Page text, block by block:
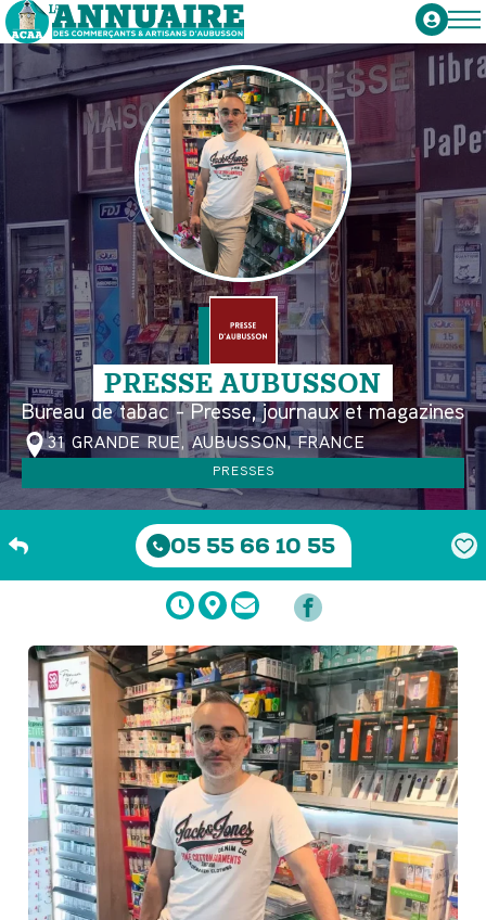
PRESSE AUBUSSON
Bureau de tabac - Presse, journaux et magazines
31 GRANDE RUE, AUBUSSON, FRANCE
PRESSES
05 55 66 10 55